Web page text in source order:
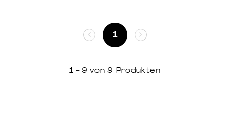
1
1 - 9 von 9 Produkten